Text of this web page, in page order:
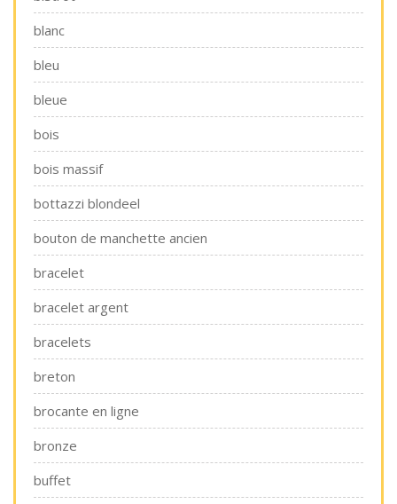
blanc
bleu
bleue
bois
bois massif
bottazzi blondeel
bouton de manchette ancien
bracelet
bracelet argent
bracelets
breton
brocante en ligne
bronze
buffet